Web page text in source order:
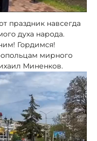
праздник навсегда
духа народа.
Гордимся!
мирного
Миненков.